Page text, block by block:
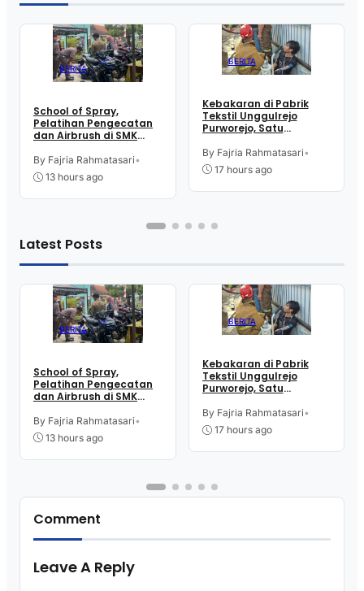
BERITA
School of Spray,
Pelatihan Pengecatan
dan Airbrush di SMK
Kutoarjo
By Fajria Rahmatasari•
13 hours ago
BERITA
Kebakaran di Pabrik
Tekstil Unggulrejo
Purworejo, Satu
Tulang, Petugas
Damkar Sesak Nafas
By Fajria Rahmatasari•
17 hours ago
Latest Posts
BERITA
School of Spray,
Pelatihan Pengecatan
dan Airbrush di SMK
Kutoarjo
By Fajria Rahmatasari•
13 hours ago
BERITA
Kebakaran di Pabrik
Tekstil Unggulrejo
Purworejo, Satu
Tulang, Petugas
Damkar Sesak Nafas
By Fajria Rahmatasari•
17 hours ago
Comment
Leave A Reply